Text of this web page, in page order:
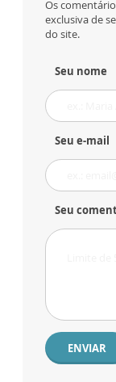
Os
exclusiva de
do site.
Seu nome
Seu e-mail
Seu
ENVIAR